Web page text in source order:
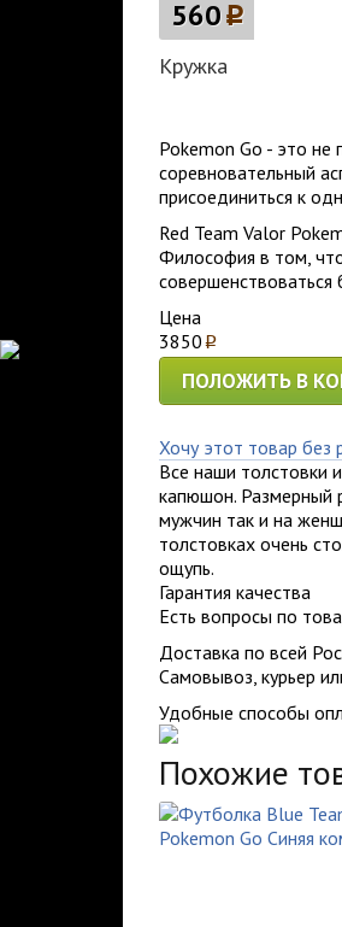
560p
Кружка
Pokemon Go - это не
соревновательный
присоединиться к
Red Team Valor
Философия в том,
Цена
3850p
ПОЛОЖИТЬ В
Хочу этот товар без
Все наши толстовки
капюшон. Размерный
мужчин так и на
толстовках очень
ощупь.
Гарантия качества
Есть вопросы по
Доставка по всей
Самовывоз, курьер
Удобные способы
Похожие